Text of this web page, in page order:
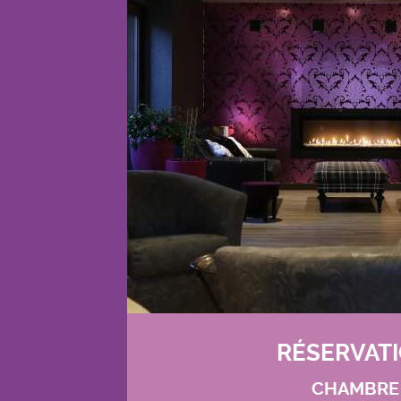
CHAMBRE